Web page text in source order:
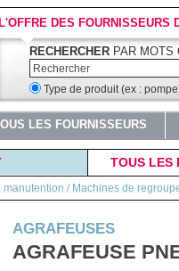
L'OFFRE DES FOURNISSEURS
RECHERCHER PAR MOTS
Type de produit (ex :
LES FOURNISSEURS
TOUS LES
/ Machines de
AGRAFEUSES
AGRAFEUSE